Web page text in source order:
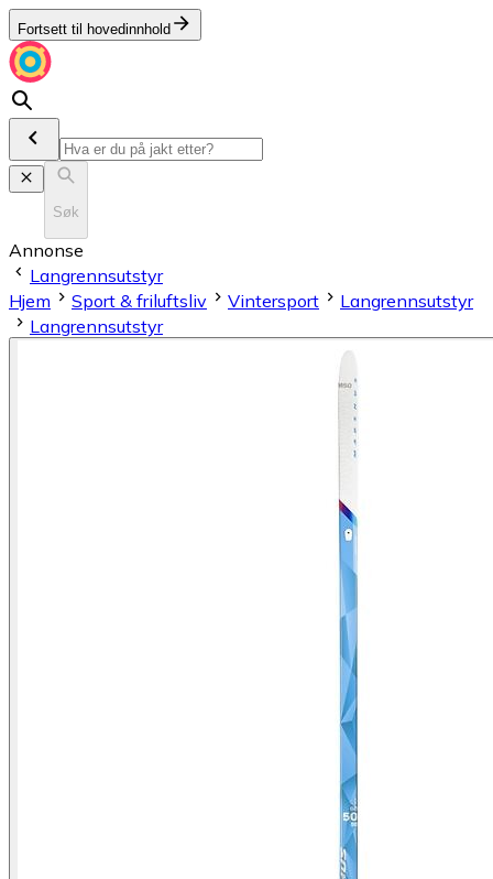
Fortsett til hovedinnhold
Søk
Annonse
Langrennsutstyr
Hjem
Sport & friluftsliv Vintersport
Langrennsutstyr
Langrennsutstyr